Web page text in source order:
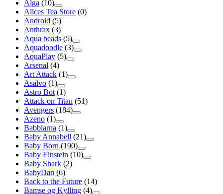
Alga (10)
Alices Tea Store (0)
Android (5)
Anthrax (3)
Aqua beads (5)
Aquadoodle (3)
AquaPlay (5)
Arsenal (4)
Art Attack (1)
Asalvo (1)
Astro Bot (1)
Attack on Titan (51)
Avengers (184)
Azeno (1)
Babblarna (1)
Baby Annabell (21)
Baby Born (190)
Baby Einstein (10)
Baby Shark (2)
BabyDan (6)
Back to the Future (14)
Bamse og Kylling (4)